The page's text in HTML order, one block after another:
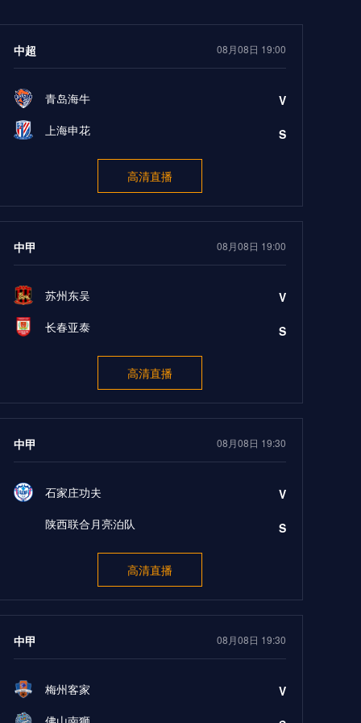
中超 08月08日 19:00
青岛海牛
上海申花
V
S
高清直播
中甲 08月08日 19:00
苏州东吴
长春亚泰
V
S
高清直播
中甲 08月08日 19:30
石家庄功夫
陕西联合月亮泊队
V
S
高清直播
中甲 08月08日 19:30
梅州客家
V